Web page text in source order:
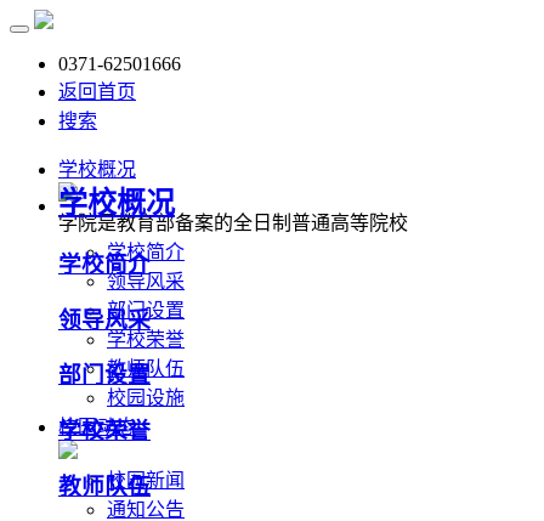
0371-62501666
返回首页
搜索
学校概况
学院是教育部备案的全日制普通高等院校
学校简介
领导风采
部门设置
学校荣誉
教师队伍
校园设施
校园动态
校园新闻
通知公告
学校概况
学校简介
领导风采
部门设置
学校荣誉
教师队伍